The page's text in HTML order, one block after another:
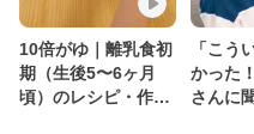
10倍がゆ｜離乳食初
期（生後5〜6ヶ月
頃）のレシピ・作り
「こう
かった
さんに